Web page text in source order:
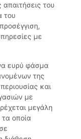
του
του
με
ευρύ φάσμα
της
και
με
μεγάλη
οποία